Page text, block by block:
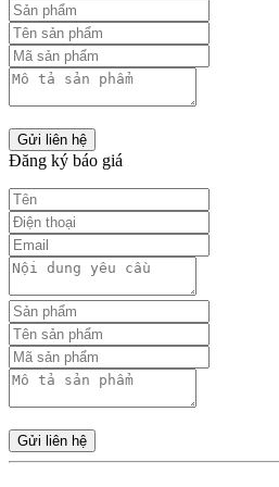
Gửi liên hệ
Đăng ký báo giá
Gửi liên hệ